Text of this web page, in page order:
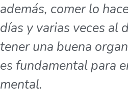
además, comer lo
días y varias veces al
tener una buena
es fundamental para
mental.